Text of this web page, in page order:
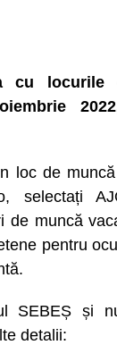
cu locurile
loc de
selectați
de muncă
pentru
SEBEȘ și
detalii: